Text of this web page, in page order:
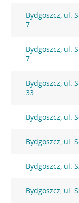
Bydgoszcz, ul.
7
Bydgoszcz, ul.
7
Bydgoszcz, ul.
33
Bydgoszcz, ul.
Bydgoszcz, ul.
Bydgoszcz, ul.
Bydgoszcz, ul.